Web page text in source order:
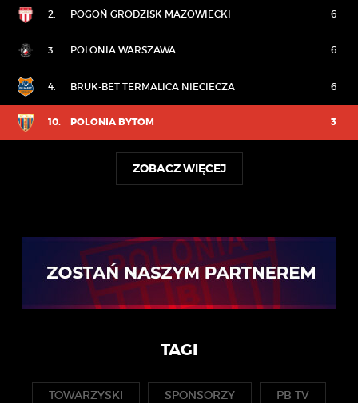
2. POGOŃ GRODZISK MAZOWIECKI 6
3. POLONIA WARSZAWA 6
4. BRUK-BET TERMALICA NIECIECZA 6
10. POLONIA BYTOM 3
ZOBACZ WIĘCEJ
TAGI
TOWARZYSKI SPONSORZY PB TV